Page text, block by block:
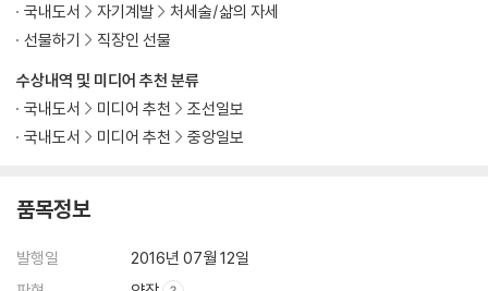
수상내역 및 미디어 추천 분류
국내도서
미디어 추천
조선일보
국내도서
미디어 추천 중앙일보
국내도서
자기계발
처세술/삶의 자세
선물하기
직장인 선물
품목정보
발행일
2016년 07월 12일